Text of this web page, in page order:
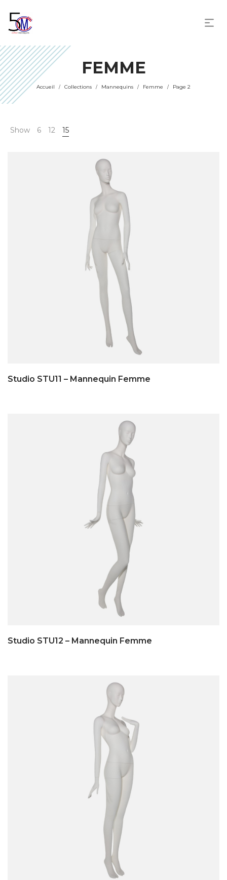
FEMME
Accueil / Collections / Mannequins / Femme / Page 2
Show 6 12 15
Studio STU11 – Mannequin Femme
Studio STU12 – Mannequin Femme